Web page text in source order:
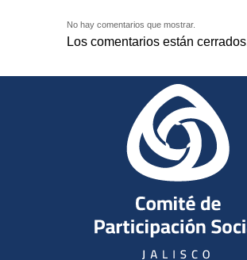
No hay comentarios que mostrar.
Los comentarios están